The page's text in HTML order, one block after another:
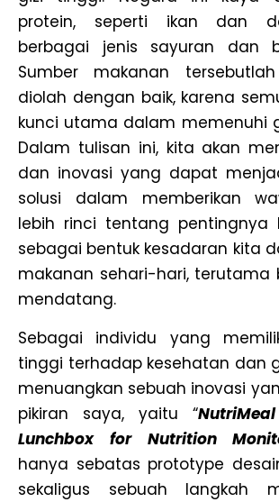
protein, seperti ikan dan
berbagai jenis sayuran dan
Sumber makanan
diolah dengan baik, karena
kunci utama dalam memenuhi
Dalam tulisan ini, kita akan
dan inovasi yang dapat
solusi dalam memberikan
lebih rinci tentang pentingnya
sebagai bentuk kesadaran kita
makanan sehari-hari, terutama
mendatang.
Sebagai individu yang
tinggi terhadap kesehatan dan
menuangkan sebuah inovasi
pikiran saya, yaitu “
Lunchbox for Nutrition
hanya sebatas prototype
sekaligus sebuah langkah